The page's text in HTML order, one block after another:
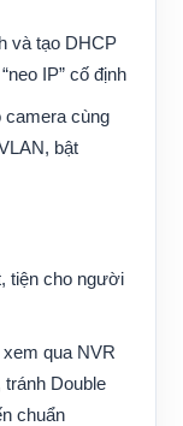
và tạo DHCP
IP” cố định
camera cùng
bật
tiện cho người
qua NVR
tránh Double
chuẩn